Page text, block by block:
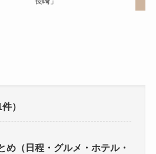
件）
め（日程・グルメ・ホテル・